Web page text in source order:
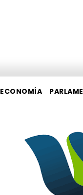
ECONOMÍA